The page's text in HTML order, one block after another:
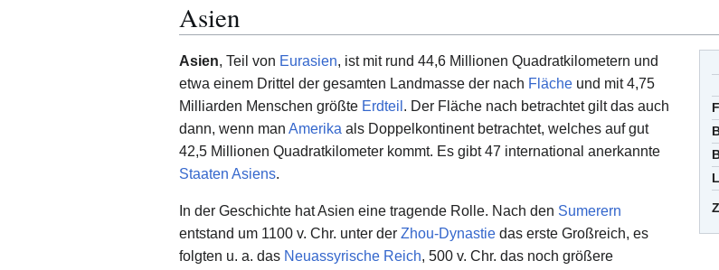
Asien
Asien, Teil von Eurasien, ist mit rund 44,6 Millionen Quadratkilometern und
etwa einem Drittel der gesamten Landmasse der nach Fläche und mit 4,75
Milliarden Menschen größte Erdteil . Der Fläche nach betrachtet gilt das auch
dann, wenn man Amerika als Doppelkontinent betrachtet, welches auf gut
42,5 Millionen Quadratkilometer kommt. Es gibt 47 international anerkannte
Staaten Asiens.
In der Geschichte hat Asien eine tragende Rolle. Nach den Sumerern
entstand um 1100 v. Chr. unter der Zhou-Dynastie das erste Großreich, es
folgten u. a. das Neuassyrische Reich, 500 v. Chr. das noch größere